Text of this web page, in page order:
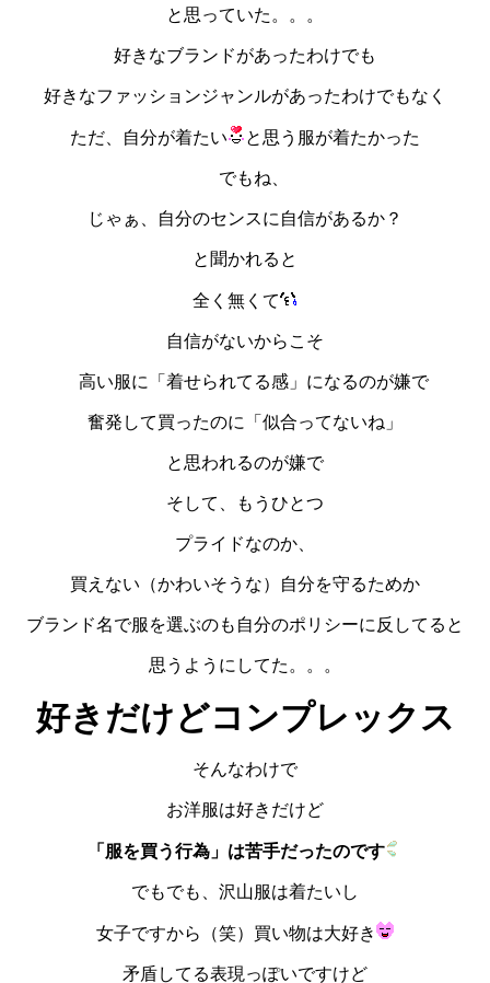
と思っていた。。。
好きなブランドがあったわけでも
好きなファッションジャンルがあったわけでもなく
ただ、自分が着たい と思う服が着たかった
でもね、
じゃぁ、自分のセンスに自信があるか？
と聞かれると
全く無くて
自信がないからこそ
高い服に「着せられてる感」になるのが嫌で
奮発して買ったのに「似合ってないね」
と思われるのが嫌で
そして、もうひとつ
プライドなのか、
買えない（かわいそうな）自分を守るためか
ブランド名で服を選ぶのも自分のポリシーに反してると
思うようにしてた。。。
好きだけどコンプレックス
そんなわけで
お洋服は好きだけど
「服を買う行為」は苦手だったのです
でもでも、沢山服は着たいし
女子ですから（笑）買い物は大好き
矛盾してる表現っぽいですけど